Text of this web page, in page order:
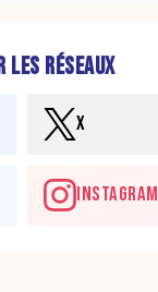
LES RÉSEAUX
X
INSTAGRAM